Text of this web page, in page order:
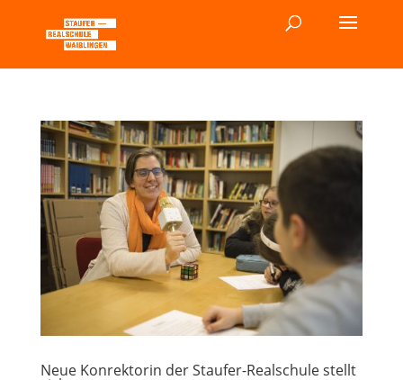
Neue Konrektorin der Staufer-Realschule stellt